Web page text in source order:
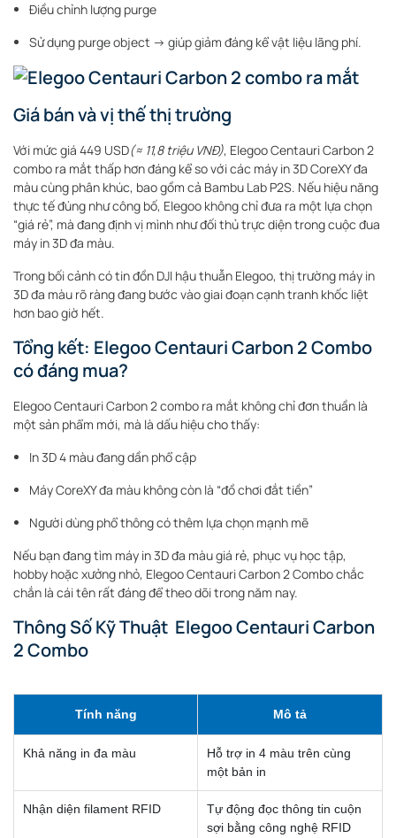
Điều chỉnh lượng purge
Sử dụng purge object → giúp giảm đáng kể vật liệu lãng phí.
Giá bán và vị thế thị trường
Với mức giá 449 USD(≈ 11,8 triệu VNĐ), Elegoo Centauri Carbon 2
combo ra mắt thấp hơn đáng kể so với các máy in 3D CoreXY đa
màu cùng phân khúc, bao gồm cả Bambu Lab P2S. Nếu hiệu năng
thực tế đúng như công bố, Elegoo không chỉ đưa ra một lựa chọn
“giá rẻ”, mà đang định vị mình như đối thủ trực diện trong cuộc đua
máy in 3D đa màu.
Trong bối cảnh có tin đồn DJI hậu thuẫn Elegoo, thị trường máy in
3D đa màu rõ ràng đang bước vào giai đoạn cạnh tranh khốc liệt
hơn bao giờ hết.
Tổng kết: Elegoo Centauri Carbon 2 Combo
có đáng mua?
Elegoo Centauri Carbon 2 combo ra mắt không chỉ đơn thuần là
một sản phẩm mới, mà là dấu hiệu cho thấy:
In 3D 4 màu đang dần phổ cập
Máy CoreXY đa màu không còn là “đồ chơi đắt tiền”
Người dùng phổ thông có thêm lựa chọn mạnh mẽ
Nếu bạn đang tìm máy in 3D đa màu giá rẻ, phục vụ học tập,
hobby hoặc xưởng nhỏ, Elegoo Centauri Carbon 2 Combo chắc
chắn là cái tên rất đáng để theo dõi trong năm nay.
Thông Số Kỹ Thuật Elegoo Centauri Carbon
2 Combo
Tính năng Mô tả
Khả năng in đa màu
Hỗ trợ in 4 màu trên cùng
một bản in
Nhận diện filament RFID
Tự động đọc thông tin cuộn
sợi bằng công nghệ RFID